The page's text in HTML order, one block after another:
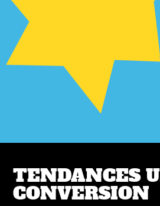
TENDANCES
CONVERSION